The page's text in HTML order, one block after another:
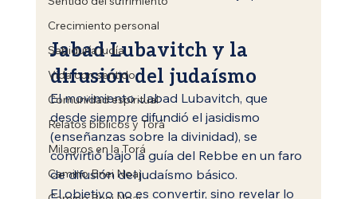
Crecimiento personal
Sabiduría judía
Vida con sentido
Comunidad espiritual
Relatos bíblicos y Torá
Milagros en la Torá
Camino Bnei Noaj
Jabad Lubavitch y la
difusión del judaísmo
El movimiento Jabad Lubavitch, que
desde siempre difundió el jasidismo
(enseñanzas sobre la divinidad), se
convirtió bajo la guía del Rebbe en un faro
de difusión del judaísmo básico.
El objetivo no es convertir, sino revelar lo